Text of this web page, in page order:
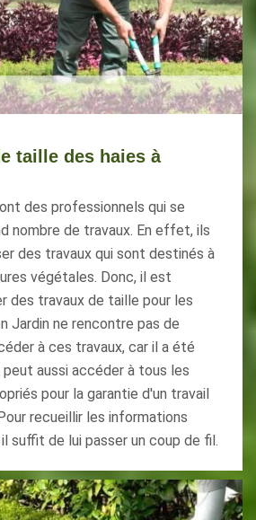
taille des haies à
des professionnels qui se
nombre de travaux. En effet, ils
des travaux qui sont destinés à
végétales. Donc, il est
des travaux de taille pour les
Jardin ne rencontre pas de
à ces travaux, car il a été
aussi accéder à tous les
pour la garantie d'un travail
recueillir les informations
suffit de lui passer un coup de fil.